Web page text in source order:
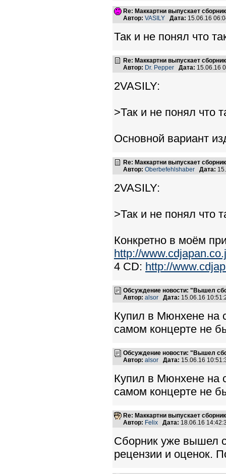
Re: Маккартни выпускает
Автор: VASILY Дата: 15.06.16
Так и не понял что
Re: Маккартни выпускает
Автор: Dr. Pepper Дата: 15.06.16
2VASILY:
>Так и не понял что
Основной вариант
Re: Маккартни выпускает
Автор: Oberbefehlshaber Дата:
2VASILY:
>Так и не понял что
Конкретно в моём
http://
4 CD: http://
Обсуждение новости: "Вышел
Автор: alsor Дата: 15.06.16
Купил в Мюнхене на
самом концерте не
Обсуждение новости: "Вышел
Автор: alsor Дата: 15.06.16
Купил в Мюнхене на
самом концерте не
Re: Маккартни выпускает
Автор: Felix Дата: 18.06.16
Сборник уже вышел
рецензии и оценок.